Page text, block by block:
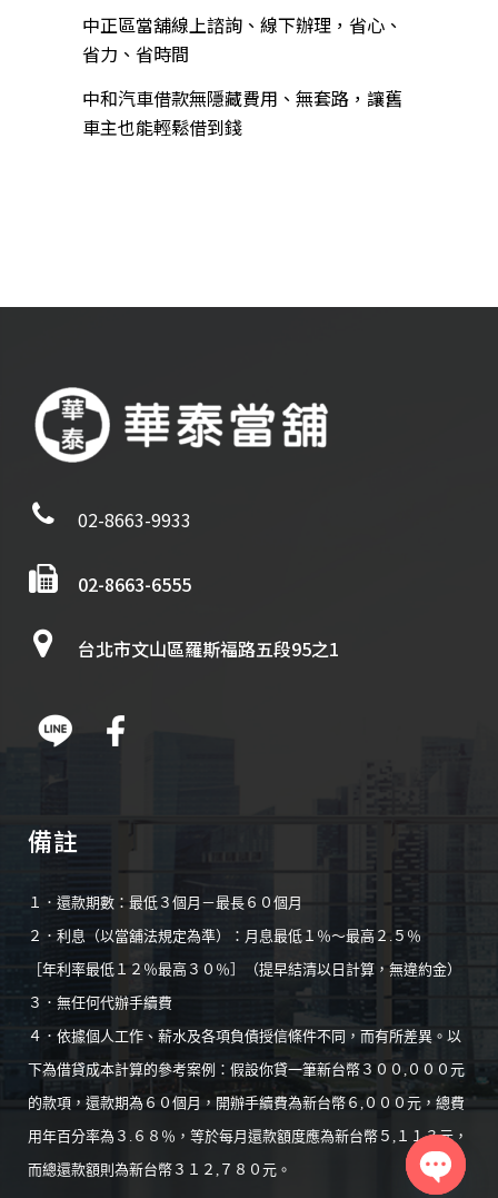
中正區當舖線上諮詢、線下辦理，省心、
省力、省時間
中和汽車借款無隱藏費用、無套路，讓舊
車主也能輕鬆借到錢
02-8663-9933
02-8663-6555
台北市文山區羅斯福路五段95之1
備註
１．還款期數：最低３個月－最長６０個月
２．利息（以當舖法規定為準）：月息最低１％～最高２.５％
［年利率最低１２％最高３０％］（提早結清以日計算，無違約金）
３．無任何代辦手續費
４．依據個人工作、薪水及各項負債授信條件不同，而有所差異。以
下為借貸成本計算的參考案例：假設你貸一筆新台幣３００,０００元
的款項，還款期為６０個月，開辦手續費為新台幣６,０００元，總費
用年百分率為３.６８％，等於每月還款額度應為新台幣５,１１３元，
而總還款額則為新台幣３１２,７８０元。